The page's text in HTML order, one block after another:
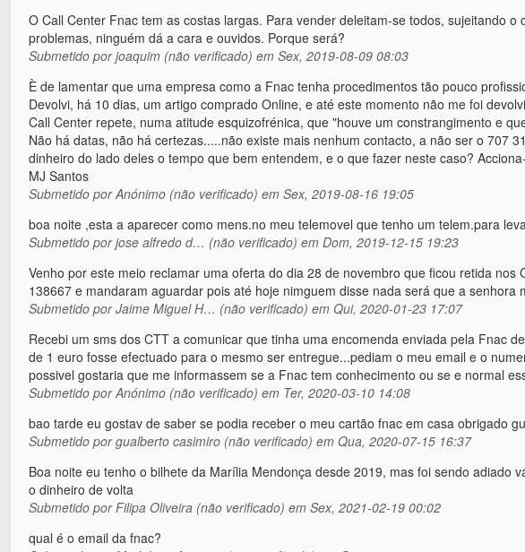
O Call Center Fnac tem as costas largas. Para vender deleitam-se todos, sujeitando
problemas, ninguém dá a cara e ouvidos. Porque será?
Submetido porjoaquim (não verificado) em Sex, 2019-08-09 08:03
È de lamentar que uma empresa como a Fnac tenha procedimentos tão pouco
Devolvi, há 10 dias, um artigo comprado Online, e até este momento não me foi
Call Center repete, numa atitude esquizofrénica, que "houve um constrangimento e
Não há datas, não há certezas.....não existe mais nenhum contacto, a não ser o 707
dinheiro do lado deles o tempo que bem entendem, e o que fazer neste caso?
MJ Santos
Submetido porAnónimo (não verificado) em Sex, 2019-08-16 19:05
boa noite ,esta a aparecer como mens.no meu telemovel que tenho um telem.para
Submetido porjose alfredo d… (não verificado) em Dom, 2019-12-15 19:23
Venho por este meio reclamar uma oferta do dia 28 de novembro que ficou retida
138667 e mandaram aguardar pois até hoje nimguem disse nada será que a
Submetido porJaime Miguel H… (não verificado) em Qui, 2020-01-23 17:07
Recebi um sms dos CTT a comunicar que tinha uma encomenda enviada pela Fnac
de 1 euro fosse efectuado para o mesmo ser entregue...pediam o meu email e o
possivel gostaria que me informassem se a Fnac tem conhecimento ou se e normal
Submetido porAnónimo (não verificado) em Ter, 2020-03-10 14:08
bao tarde eu gostav de saber se podia receber o meu cartão fnac em casa obrigado
Submetido porgualberto casimiro (não verificado) em Qua, 2020-07-15 16:37
Boa noite eu tenho o bilhete da Marília Mendonça desde 2019, mas foi sendo adiado
o dinheiro de volta
Submetido porFilipa Oliveira (não verificado) em Sex, 2021-02-19 00:02
qual é o email da fnac?